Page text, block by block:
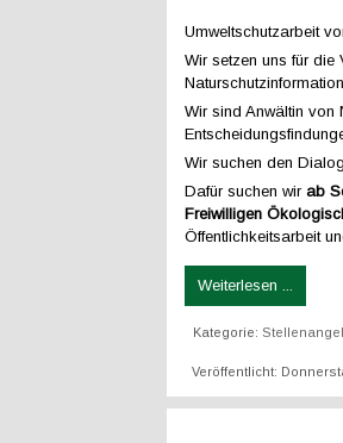
Umweltschutzarbeit
Wir setzen uns für die
Wir sind Anwältin von
Wir suchen den
Dafür suchen wirab
Freiwilligen
Öffentlichkeitsarbeit
Weiterlesen ...
Kategorie:
Veröffentlicht: